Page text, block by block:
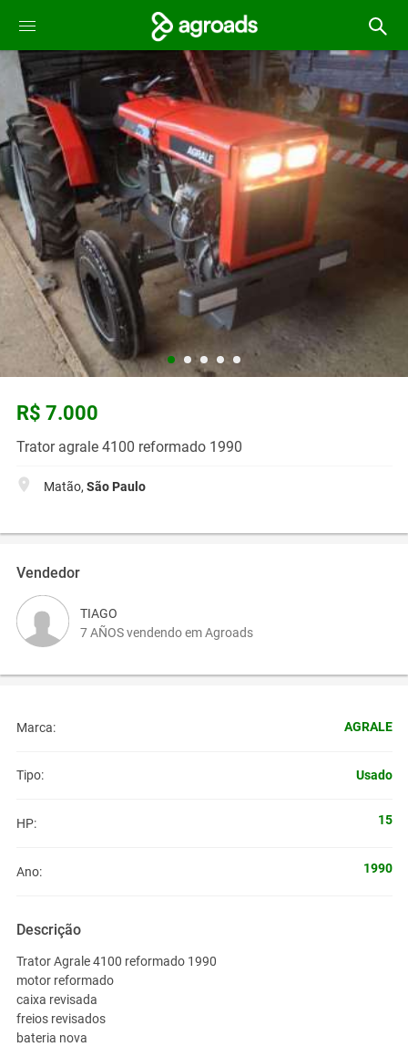
R$ 7.000
Trator agrale 4100 reformado 1990
Matão, São Paulo
Vendedor
TIAGO
7 AÑOS vendendo em Agroads
Marca: AGRALE
Tipo: Usado
HP: 15
Ano: 1990
Descrição
Trator Agrale 4100 reformado 1990
motor reformado
caixa revisada
freios revisados
bateria nova